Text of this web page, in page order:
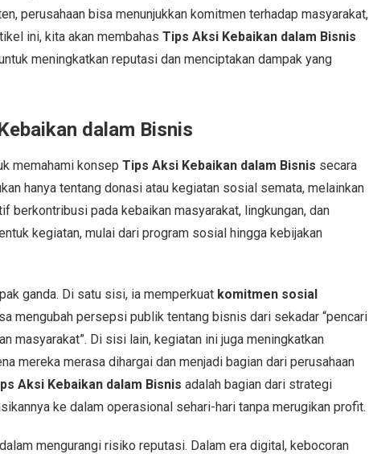
perusahaan bisa menunjukkan komitmen terhadap masyarakat,
ini, kita akan membahas Tips Aksi Kebaikan dalam Bisnis
meningkatkan reputasi dan menciptakan dampak yang
dalam Bisnis
memahami konsep Tips Aksi Kebaikan dalam Bisnis secara
hanya tentang donasi atau kegiatan sosial semata, melainkan
berkontribusi pada kebaikan masyarakat, lingkungan, dan
kegiatan, mulai dari program sosial hingga kebijakan
ganda. Di satu sisi, ia memperkuat komitmen sosial
mengubah persepsi publik tentang bisnis dari sekadar “pencari
masyarakat”. Di sisi lain, kegiatan ini juga meningkatkan
mereka merasa dihargai dan menjadi bagian dari perusahaan
Aksi Kebaikan dalam Bisnis adalah bagian dari strategi
ke dalam operasional sehari-hari tanpa merugikan profit.
mengurangi risiko reputasi. Dalam era digital, kebocoran